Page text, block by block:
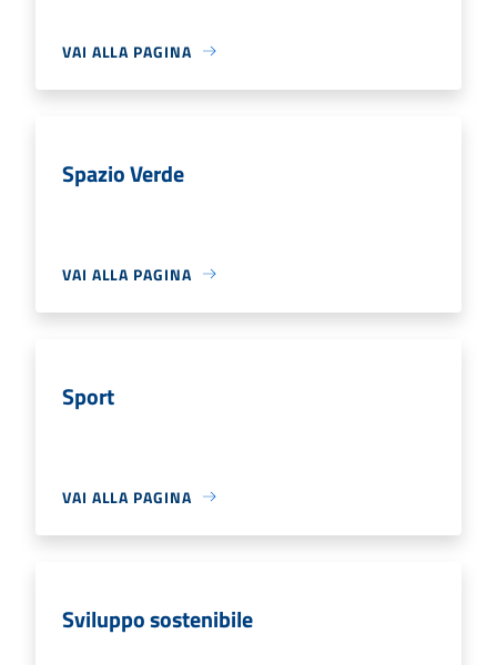
VAI ALLA PAGINA
Spazio Verde
VAI ALLA PAGINA
Sport
VAI ALLA PAGINA
Sviluppo sostenibile